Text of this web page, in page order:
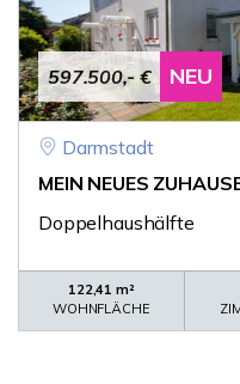
597.500,- € NEU
Darmstadt
MEIN NEUES
Doppelhaushälfte
122,41 m²
WOHNFLÄCHE